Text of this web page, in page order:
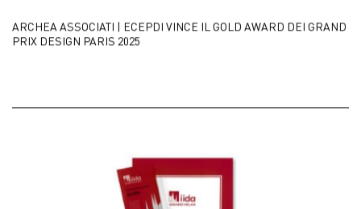
ARCHEA ASSOCIATI | ECEPDI VINCE IL GOLD AWARD DEI GRAND
PRIX DESIGN PARIS 2025